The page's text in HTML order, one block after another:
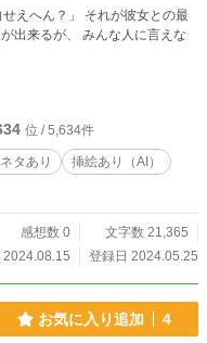
えへん？」 それが彼女との最
出来るが、 みんな人に言えな
位 / 5,634件
タあり
挿絵あり（AI）
感想数 0
文字数 21,365
2024.08.15
登録日 2024.05.25
お気に入り追加 4